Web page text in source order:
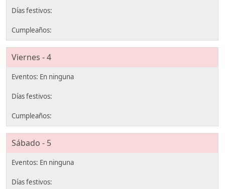
Viernes - 4
Sábado - 5